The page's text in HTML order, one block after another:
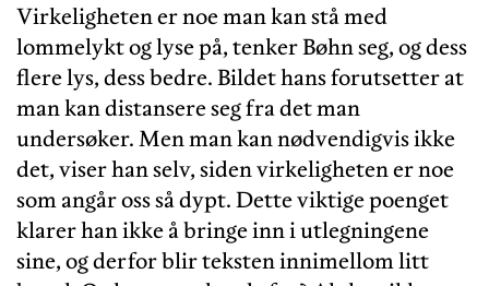
Virkeligheten er noe man kan stå med
lommelykt og lyse på, tenker Bøhn seg, og dess
flere lys, dess bedre. Bildet hans forutsetter at
man kan distansere seg fra det man
undersøker. Men man kan nødvendigvis ikke
det, viser han selv, siden virkeligheten er noe
som angår oss så dypt. Dette viktige poenget
klarer han ikke å bringe inn i utlegningene
sine, og derfor blir teksten innimellom litt